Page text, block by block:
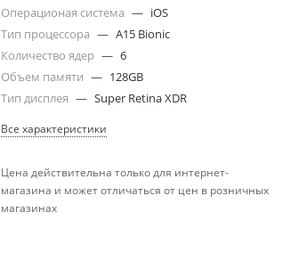
Операционая система — iOS
Тип процессора — A15 Bionic
Количество ядер — 6
Объем памяти — 128GB
Тип дисплея — Super Retina XDR
Все характеристики
Цена действительна только для интернет-
магазина и может отличаться от цен в розничных
магазинах